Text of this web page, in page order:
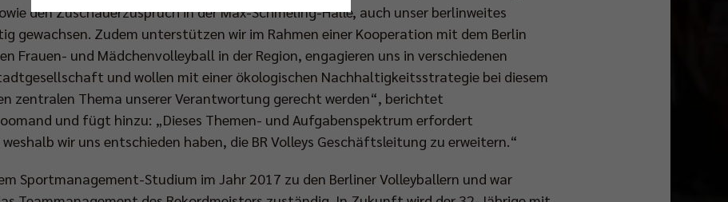
den Zuschauerzuspruch in der Max-Schmeling-Halle, auch unser berlinweites
gewachsen. Zudem unterstützen wir im Rahmen einer Kooperation mit dem Berlin
Frauen- und Mädchenvolleyball in der Region, engagieren uns in verschiedenen
und wollen mit einer ökologischen Nachhaltigkeitsstrategie bei diesem
zentralen Thema unserer Verantwortung gerecht werden“, berichtet
und fügt hinzu: „Dieses Themen- und Aufgabenspektrum erfordert
wir uns entschieden haben, die BR Volleys Geschäftsleitung zu erweitern.“
Sportmanagement-Studium im Jahr 2017 zu den Berliner Volleyballern und war